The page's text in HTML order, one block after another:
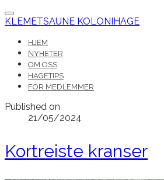
KLEMETSAUNE KOLONIHAGE
HJEM
NYHETER
OM OSS
HAGETIPS
FOR MEDLEMMER
Published on
21/05/2024
Kortreiste kranser